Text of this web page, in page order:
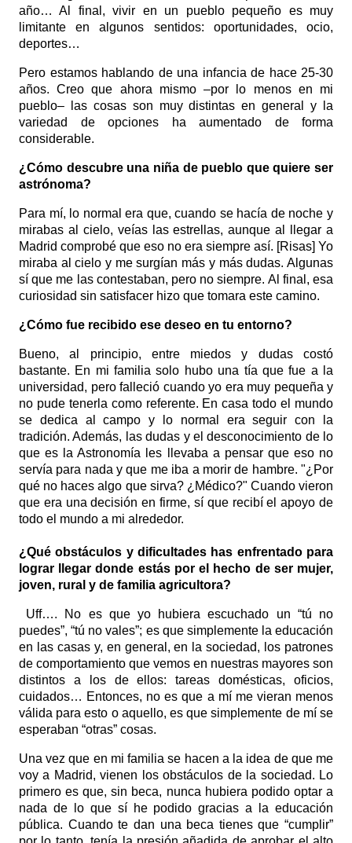
año… Al final, vivir en un pueblo pequeño es muy
limitante en algunos sentidos: oportunidades, ocio,
deportes…
Pero estamos hablando de una infancia de hace 25-30
años. Creo que ahora mismo –por lo menos en mi
pueblo– las cosas son muy distintas en general y la
variedad de opciones ha aumentado de forma
considerable.
¿Cómo descubre una niña de pueblo que quiere ser
astrónoma?
Para mí, lo normal era que, cuando se hacía de noche y
mirabas al cielo, veías las estrellas, aunque al llegar a
Madrid comprobé que eso no era siempre así. [Risas] Yo
miraba al cielo y me surgían más y más dudas. Algunas
sí que me las contestaban, pero no siempre. Al final, esa
curiosidad sin satisfacer hizo que tomara este camino.
¿Cómo fue recibido ese deseo en tu entorno?
Bueno, al principio, entre miedos y dudas costó
bastante. En mi familia solo hubo una tía que fue a la
universidad, pero falleció cuando yo era muy pequeña y
no pude tenerla como referente. En casa todo el mundo
se dedica al campo y lo normal era seguir con la
tradición. Además, las dudas y el desconocimiento de lo
que es la Astronomía les llevaba a pensar que eso no
servía para nada y que me iba a morir de hambre. "¿Por
qué no haces algo que sirva? ¿Médico?" Cuando vieron
que era una decisión en firme, sí que recibí el apoyo de
todo el mundo a mi alrededor.
¿Qué obstáculos y dificultades has enfrentado para
lograr llegar donde estás por el hecho de ser mujer,
joven, rural y de familia agricultora?
Uff…. No es que yo hubiera escuchado un “tú no
puedes”, “tú no vales”; es que simplemente la educación
en las casas y, en general, en la sociedad, los patrones
de comportamiento que vemos en nuestras mayores son
distintos a los de ellos: tareas domésticas, oficios,
cuidados… Entonces, no es que a mí me vieran menos
válida para esto o aquello, es que simplemente de mí se
esperaban “otras” cosas.
Una vez que en mi familia se hacen a la idea de que me
voy a Madrid, vienen los obstáculos de la sociedad. Lo
primero es que, sin beca, nunca hubiera podido optar a
nada de lo que sí he podido gracias a la educación
pública. Cuando te dan una beca tienes que “cumplir”